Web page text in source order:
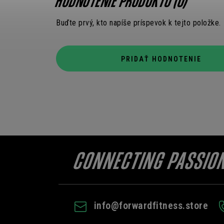
Buďte prvý, kto napíše príspevok k tejto položke.
PRIDAŤ HODNOTENIE
info@forwardfitness.store